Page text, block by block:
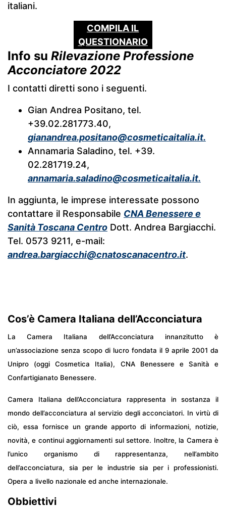
italiani.
COMPILA IL
QUESTIONARIO
ONLINE
Info su Rilevazione Professione
Acconciatore 2022
I contatti diretti sono i seguenti.
Gian Andrea Positano, tel.
+39.02.281773.40,
gianandrea.positano@cosmeticaitalia.it.
Annamaria Saladino, tel. +39.
02.281719.24,
annamaria.saladino@cosmeticaitalia.it.
In aggiunta, le imprese interessate possono
contattare il Responsabile CNA Benessere e
Sanità Toscana Centro Dott. Andrea Bargiacchi.
Tel. 0573 9211, e-mail:
andrea.bargiacchi@cnatoscanacentro.it.
Cos’è Camera Italiana dell’Acconciatura
La Camera Italiana dell’Acconciatura innanzitutto è
un’associazione senza scopo di lucro fondata il 9 aprile 2001 da
Unipro (oggi Cosmetica Italia), CNA Benessere e Sanità e
Confartigianato Benessere.
Camera Italiana dell’Acconciatura rappresenta in sostanza il
mondo dell’acconciatura al servizio degli acconciatori. In virtù di
ciò, essa fornisce un grande apporto di informazioni, notizie,
novità, e continui aggiornamenti sul settore. Inoltre, la Camera è
l’unico organismo di rappresentanza, nell’ambito
dell’acconciatura, sia per le industrie sia per i professionisti.
Opera a livello nazionale ed anche internazionale.
Obbiettivi